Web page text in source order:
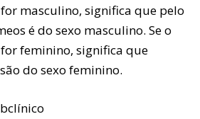
masculino, significa que pelo
é do sexo masculino. Se o
feminino, significa que
do sexo feminino.